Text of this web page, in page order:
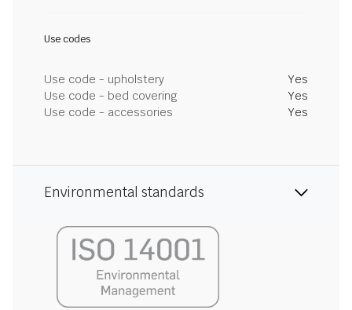
Use codes
Use code - upholstery
Yes
Use code - bed covering
Yes
Use code - accessories
Yes
Environmental standards